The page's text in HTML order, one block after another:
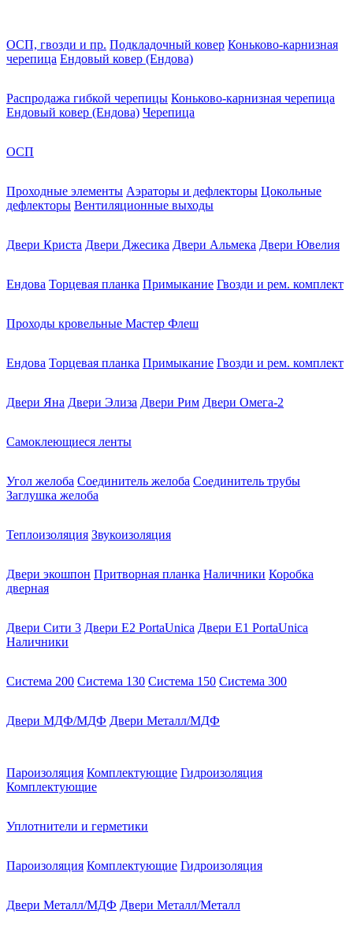
ОСП, гвозди и пр. Подкладочный ковер Коньково-карнизная
черепица Ендовый ковер (Ендова)
Распродажа гибкой черепицы Коньково-карнизная черепица
Ендовый ковер (Ендова) Черепица
ОСП
Проходные элементы Аэраторы и дефлекторы Цокольные
дефлекторы Вентиляционные выходы
Двери Криста Двери Джесика Двери Альмека Двери Ювелия
Ендова Торцевая планка Примыкание Гвозди и рем. комплект
Проходы кровельные Мастер Флеш
Ендова Торцевая планка Примыкание Гвозди и рем. комплект
Двери Яна Двери Элиза Двери Рим Двери Омега-2
Самоклеющиеся ленты
Угол желоба Соединитель желоба Соединитель трубы
Заглушка желоба
Теплоизоляция Звукоизоляция
Двери экошпон Притворная планка Наличники Коробка
дверная
Двери Сити 3 Двери E2 PortaUnica Двери E1 PortaUnica
Наличники
Система 200 Система 130 Система 150 Система 300
Двери МДФ/МДФ Двери Металл/МДФ
Пароизоляция Комплектующие Гидроизоляция
Комплектующие
Уплотнители и герметики
Пароизоляция Комплектующие Гидроизоляция
Двери Металл/МДФ Двери Металл/Металл